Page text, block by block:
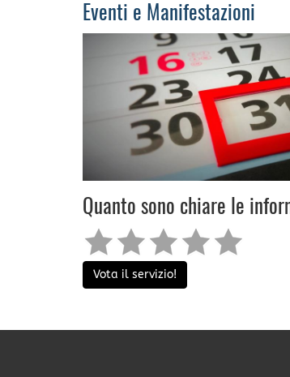
Eventi e Manifestazioni
Quanto sono chiare le
Vota il servizio!